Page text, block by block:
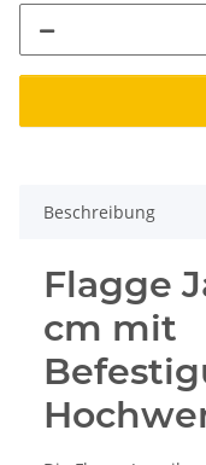
Beschreibung
Flagge
cm mit